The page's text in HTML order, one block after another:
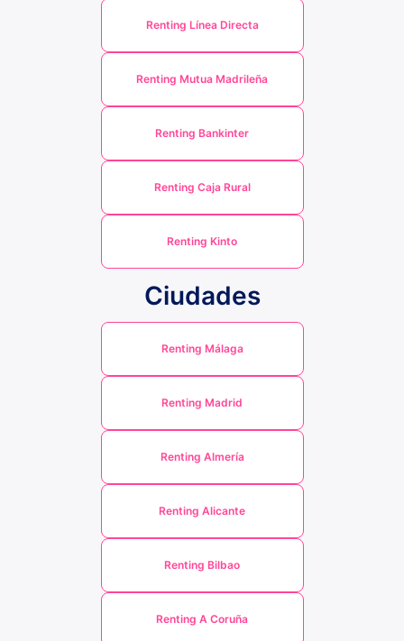
Renting Línea Directa
Renting Mutua Madrileña
Renting Bankinter
Renting Caja Rural
Renting Kinto
Ciudades
Renting Málaga
Renting Madrid
Renting Almería
Renting Alicante
Renting Bilbao
Renting A Coruña